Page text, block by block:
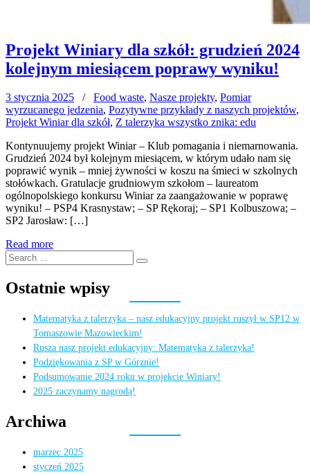
Projekt Winiary dla szkół: grudzień 2024
kolejnym miesiącem poprawy wyniku!
3 stycznia 2025 / Food waste, Nasze projekty, Pomiar
wyrzucanego jedzenia, Pozytywne przykłady z naszych projektów,
Projekt Winiar dla szkół, Z talerzyka wszystko znika: edu
Kontynuujemy projekt Winiar – Klub pomagania i niemarnowania.
Grudzień 2024 był kolejnym miesiącem, w którym udało nam się
poprawić wynik – mniej żywności w koszu na śmieci w szkolnych
stołówkach. Gratulacje grudniowym szkołom – laureatom
ogólnopolskiego konkursu Winiar za zaangażowanie w poprawę
wyniku! – PSP4 Krasnystaw; – SP Rękoraj; – SP1 Kolbuszowa; –
SP2 Jarosław: […]
Read more
Search
for:
Search
Ostatnie wpisy
Matematyka z talerzyka – nasz edukacyjny projekt ruszył w SP12 w
Tomaszowie Mazowieckim!
Rusza nasz projekt edukacyjny: Matematyka z talerzyka!
Podziękowania z SP w Górznie!
Podsumowanie 2024 roku w projekcie Winiary!
2025 zaczynamy nagrodą!
Archiwa
marzec 2025
styczeń 2025